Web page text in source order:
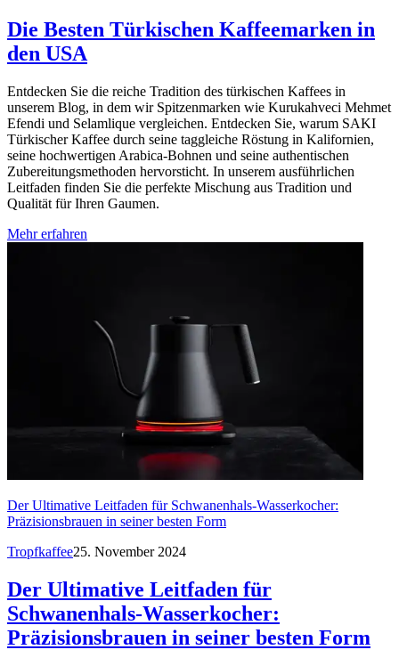
Die Besten Türkischen Kaffeemarken in
den USA
Entdecken Sie die reiche Tradition des türkischen Kaffees in
unserem Blog, in dem wir Spitzenmarken wie Kurukahveci Mehmet
Efendi und Selamlique vergleichen. Entdecken Sie, warum SAKI
Türkischer Kaffee durch seine taggleiche Röstung in Kalifornien,
seine hochwertigen Arabica-Bohnen und seine authentischen
Zubereitungsmethoden hervorsticht. In unserem ausführlichen
Leitfaden finden Sie die perfekte Mischung aus Tradition und
Qualität für Ihren Gaumen.
Mehr erfahren
Der Ultimative Leitfaden für Schwanenhals-Wasserkocher:
Präzisionsbrauen in seiner besten Form
Tropfkaffee25. November 2024
Der Ultimative Leitfaden für
Schwanenhals-Wasserkocher:
Präzisionsbrauen in seiner besten Form